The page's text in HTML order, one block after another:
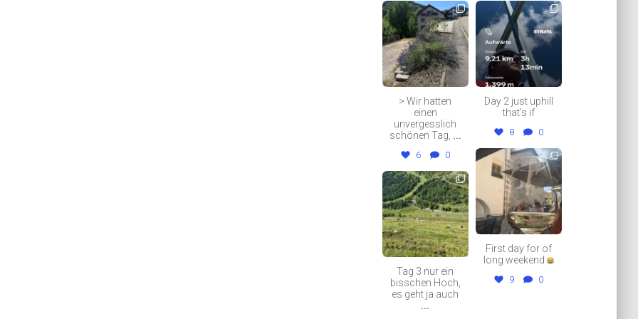
thklingler
Jul 12
> Wir hatten
einen
unvergesslich
schönen Tag, ...
6 0
thklingler
Jul 5
Tag 3 nur ein
bisschen Hoch,
es geht ja auch
...
thklingler
Jul 4
Day 2 just uphill
that’s if
8 0
thklingler
Jul 3
First day for of
long weekend
9 0